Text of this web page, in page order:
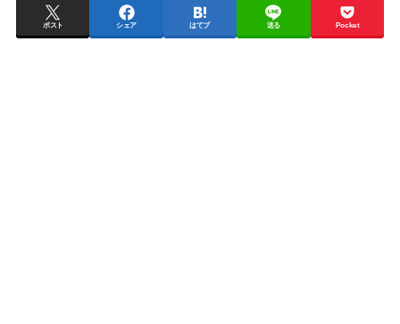
ポスト シェア はてブ 送る Pocket